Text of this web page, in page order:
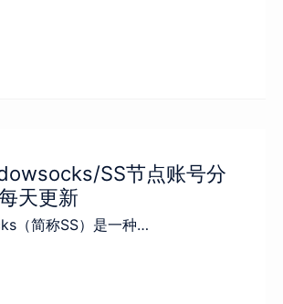
SS节点账号分
天更新
（简称SS）是一种…